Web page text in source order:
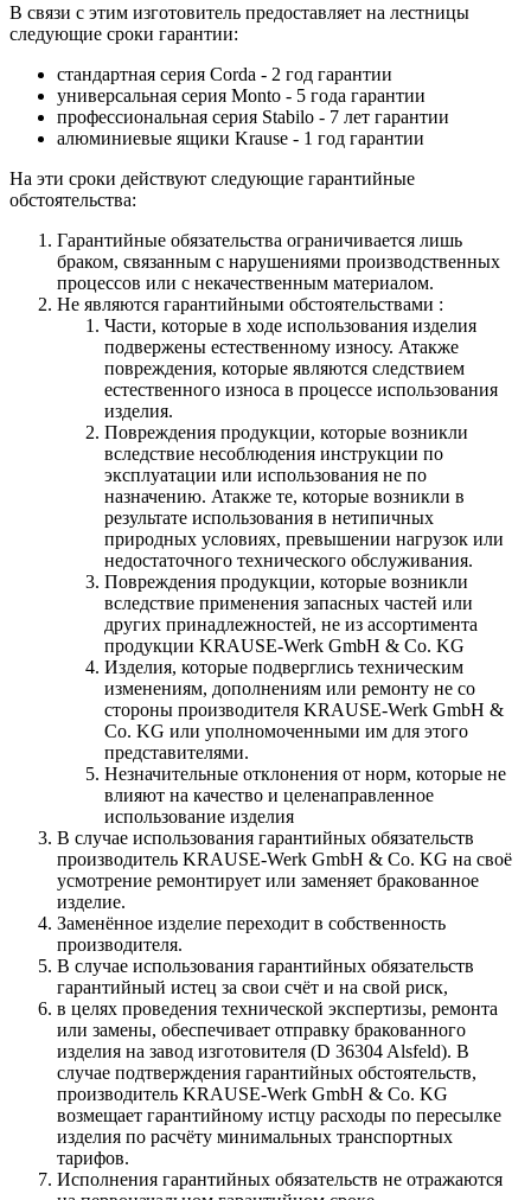
В связи с этим изготовитель предоставляет на лестницы
следующие сроки гарантии:
стандартная серия Corda - 2 год гарантии
универсальная серия Monto - 5 года гарантии
профессиональная серия Stabilo - 7 лет гарантии
алюминиевые ящики Krause - 1 год гарантии
На эти сроки действуют следующие гарантийные
обстоятельства:
Гарантийные обязательства ограничивается лишь
браком, связанным с нарушениями производственных
процессов или с некачественным материалом.
Не являются гарантийными обстоятельствами :
Части, которые в ходе использования изделия
подвержены естественному износу. Атакже
повреждения, которые являются следствием
естественного износа в процессе использования
изделия.
Повреждения продукции, которые возникли
вследствие несоблюдения инструкции по
эксплуатации или использования не по
назначению. Атакже те, которые возникли в
результате использования в нетипичных
природных условиях, превышении нагрузок или
недостаточного технического обслуживания.
Повреждения продукции, которые возникли
вследствие применения запасных частей или
других принадлежностей, не из ассортимента
продукции KRAUSE-Werk GmbH & Со. KG
Изделия, которые подверглись техническим
изменениям, дополнениям или ремонту не со
стороны производителя KRAUSE-Werk GmbH &
Со. KG или уполномоченными им для этого
представителями.
Незначительные отклонения от норм, которые не
влияют на качество и целенаправленное
использование изделия
В случае использования гарантийных обязательств
производитель KRAUSE-Werk GmbH & Со. KG на своё
усмотрение ремонтирует или заменяет бракованное
изделие.
Заменённое изделие переходит в собственность
производителя.
В случае использования гарантийных обязательств
гарантийный истец за свои счёт и на свой риск,
в целях проведения технической экспертизы, ремонта
или замены, обеспечивает отправку бракованного
изделия на завод изготовителя (D 36304 Alsfeld). В
случае подтверждения гарантийных обстоятельств,
производитель KRAUSE-Werk GmbH & Со. KG
возмещает гарантийному истцу расходы по пересылке
изделия по расчёту минимальных транспортных
тарифов.
Исполнения гарантийных обязательств не отражаются